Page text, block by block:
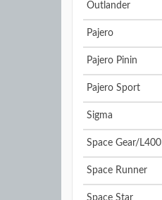
Outlander
Pajero
Pajero Pinin
Pajero Sport
Sigma
Space Gear/L400
Space Runner
Space Star